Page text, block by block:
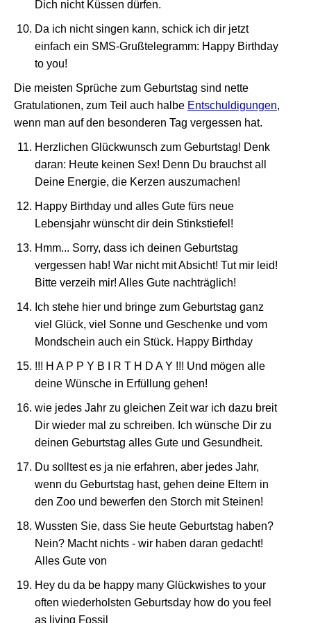
Dich nicht Küssen dürfen.
Da ich nicht singen kann, schick ich dir jetzt
einfach ein SMS-Grußtelegramm: Happy Birthday
to you!
Die meisten Sprüche zum Geburtstag sind nette
Gratulationen, zum Teil auch halbe Entschuldigungen,
wenn man auf den besonderen Tag vergessen hat.
Herzlichen Glückwunsch zum Geburtstag! Denk
daran: Heute keinen Sex! Denn Du brauchst all
Deine Energie, die Kerzen auszumachen!
Happy Birthday und alles Gute fürs neue
Lebensjahr wünscht dir dein Stinkstiefel!
Hmm... Sorry, dass ich deinen Geburtstag
vergessen hab! War nicht mit Absicht! Tut mir leid!
Bitte verzeih mir! Alles Gute nachträglich!
Ich stehe hier und bringe zum Geburtstag ganz
viel Glück, viel Sonne und Geschenke und vom
Mondschein auch ein Stück. Happy Birthday
!!! H A P P Y B I R T H D A Y !!! Und mögen alle
deine Wünsche in Erfüllung gehen!
wie jedes Jahr zu gleichen Zeit war ich dazu breit
Dir wieder mal zu schreiben. Ich wünsche Dir zu
deinen Geburtstag alles Gute und Gesundheit.
Du solltest es ja nie erfahren, aber jedes Jahr,
wenn du Geburtstag hast, gehen deine Eltern in
den Zoo und bewerfen den Storch mit Steinen!
Wussten Sie, dass Sie heute Geburtstag haben?
Nein? Macht nichts - wir haben daran gedacht!
Alles Gute von
Hey du da be happy many Glückwishes to your
often wiederholsten Geburtsday how do you feel
as living Fossil